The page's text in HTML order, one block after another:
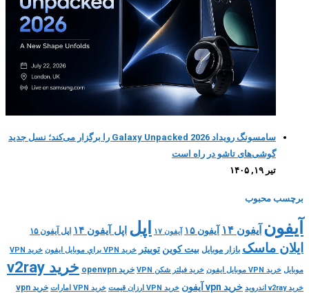
سامسونگ رویداد Galaxy Unpacked 2026 را برگزار می‌کند؛ نسل جدید
گوشی‌های تاشو در راه است
تیر ۱۹, ۱۴۰۵
برچسب محبوب
آیفون آیفون ۱۴ آیفون ۱۵ آیفون ۱۷ اپل اپل آیفون ۱۴ اپل آیفون ۱۵
ایلان ماسک بازار موبایل بیت کوین توییتر خريد VPN براي موبايل ايفون خريد VPN
موبايل خريد VPN موبايل ايفون خريد فيلتر شكن VPN خرید openvpn خرید v2ray
خرید v2ray اندروید خرید vpn آیفون خرید VPN ارزان قیمت خرید VPN امارات خرید vpn